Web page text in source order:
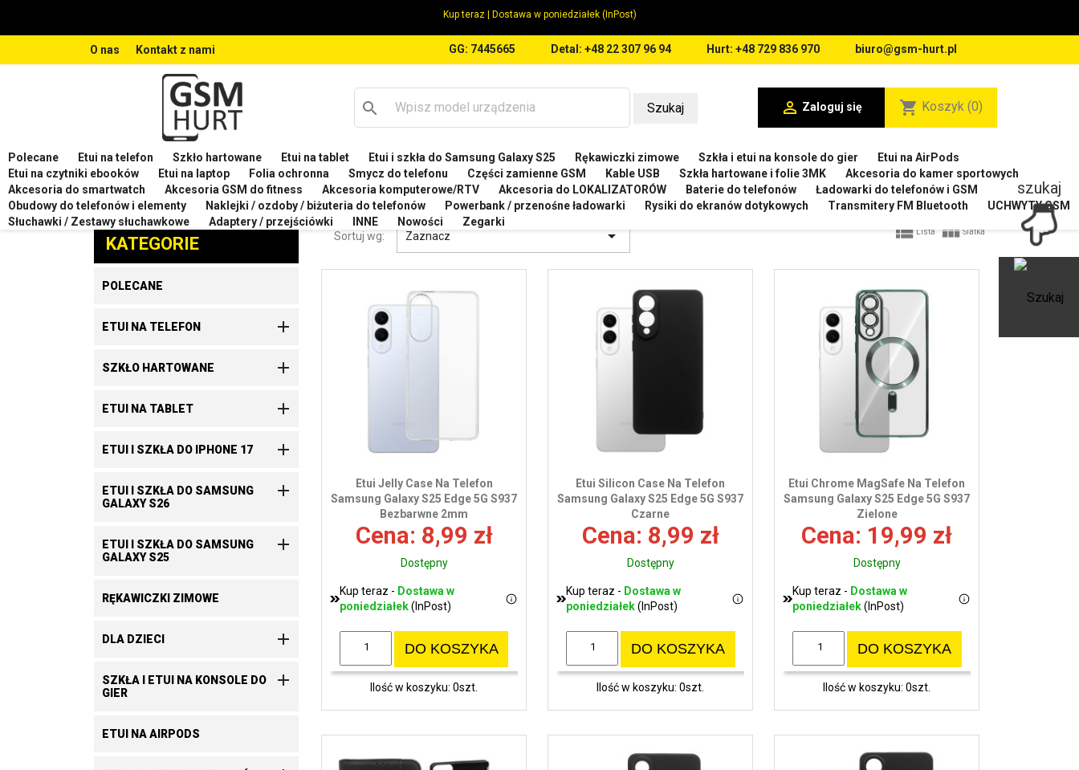
Kup teraz | Dostawa w poniedziałek (InPost)
O nas Kontakt z nami GG: 7445665 Detal: +48 22 307 96 94 Hurt: +48 729 836 970 biuro@gsm-hurt.pl
search Szukaj  Zaloguj się shopping_cart Koszyk (0)
Polecane Etui na telefon Szkło hartowane Etui na tablet Etui i szkła do Samsung Galaxy S25 Rękawiczki zimowe Szkła i etui na konsole do gier
Etui na AirPods
Etui na czytniki ebooków
Etui na laptop Folia ochronna Smycz do telefonu Części zamienne GSM Kable USB Szkła hartowane i folie 3MK
Akcesoria do kamer sportowych
Akcesoria do smartwatch
Akcesoria GSM do fitness Akcesoria komputerowe/RTV Akcesoria do LOKALIZATORÓW Baterie do telefonów
Ładowarki do telefonów i GSM
Obudowy do telefonów i elementy
Naklejki / ozdoby / biżuteria do telefonów Powerbank / przenośne ładowarki Rysiki do ekranów dotykowych Transmitery FM Bluetooth
UCHWYTY GSM
Słuchawki / Zestawy słuchawkowe
Adaptery / przejściówki INNE Nowości Zegarki
Strona główna Etui na telefon Etui na telefon SAMSUNG Etui do Samsung Galaxy S25 Edge
Zaproponuj produkt
KATEGORIE
POLECANE
ETUI NA TELEFON 
SZKŁO HARTOWANE 
ETUI NA TABLET 
ETUI I SZKŁA DO IPHONE 17 
ETUI I SZKŁA DO SAMSUNG
GALAXY S26

ETUI I SZKŁA DO SAMSUNG
GALAXY S25

RĘKAWICZKI ZIMOWE
DLA DZIECI 
SZKŁA I ETUI NA KONSOLE DO
GIER

ETUI NA AIRPODS
ETUI DO SAMSUNG GALAXY S25 EDGE
Sortuj wg: Zaznacz   Lista  Siatka
Etui Jelly Case Na Telefon
Samsung Galaxy S25 Edge 5G S937
Bezbarwne 2mm
Cena: 8,99 zł
Dostępny
Kup teraz - Dostawa w
poniedziałek(InPost)
DO KOSZYKA
Ilość w koszyku: 0szt.
Etui Silicon Case Na Telefon
Samsung Galaxy S25 Edge 5G S937
Czarne
Cena: 8,99 zł
Dostępny
Kup teraz - Dostawa w
poniedziałek(InPost)
DO KOSZYKA
Ilość w koszyku: 0szt.
Etui Chrome MagSafe Na Telefon
Samsung Galaxy S25 Edge 5G S937
Zielone
Cena: 19,99 zł
Dostępny
Kup teraz - Dostawa w
poniedziałek(InPost)
DO KOSZYKA
Ilość w koszyku: 0szt.
szukaj